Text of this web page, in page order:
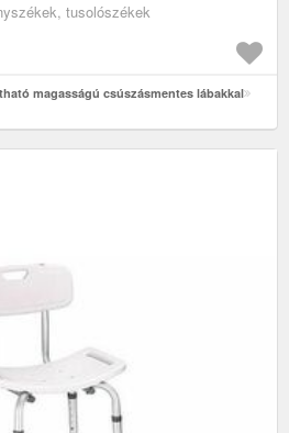
tusolószékek
magasságú csúszásmentes lábakkal